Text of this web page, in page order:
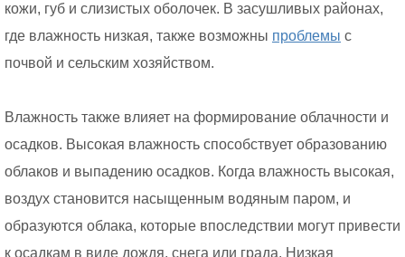
кожи, губ и слизистых оболочек. В засушливых районах,
где влажность низкая, также возможны проблемы с
почвой и сельским хозяйством.
Влажность также влияет на формирование облачности и
осадков. Высокая влажность способствует образованию
облаков и выпадению осадков. Когда влажность высокая,
воздух становится насыщенным водяным паром, и
образуются облака, которые впоследствии могут привести
к осадкам в виде дождя, снега или града. Низкая